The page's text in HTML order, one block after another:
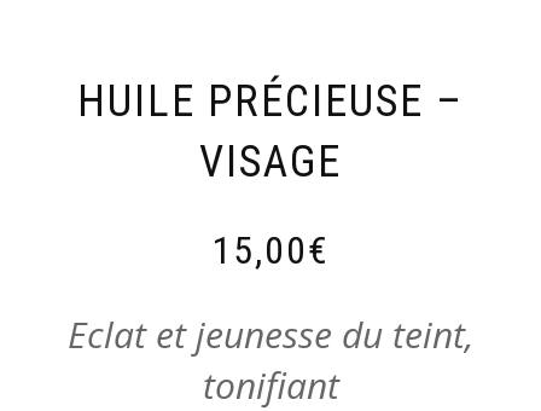
HUILE PRÉCIEUSE –
VISAGE
15,00€
Eclat et jeunesse du teint,
tonifiant